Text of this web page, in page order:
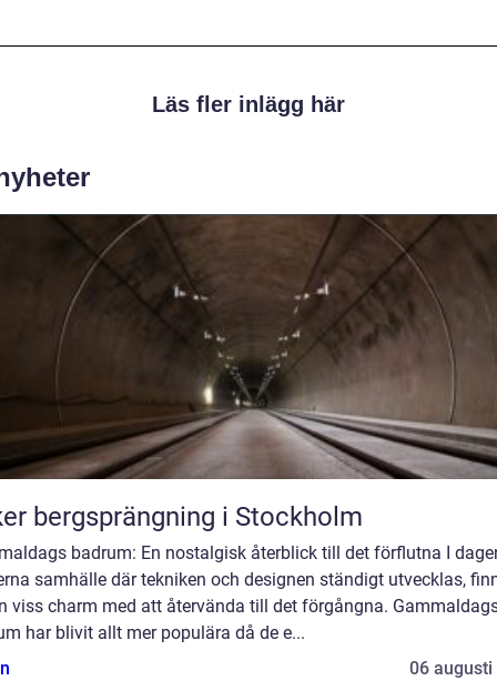
Läs fler inlägg här
bergsprängning i Stockholm
badrum: En nostalgisk återblick till det förflutna I
samhälle där tekniken och designen ständigt utvecklas,
viss charm med att återvända till det förgångna.
har blivit allt mer populära då de e...
06 augusti